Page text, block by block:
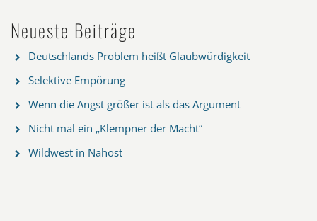
Neueste Beiträge
Deutschlands Problem heißt Glaubwürdigkeit
Selektive Empörung
Wenn die Angst größer ist als das Argument
Nicht mal ein „Klempner der Macht“
Wildwest in Nahost